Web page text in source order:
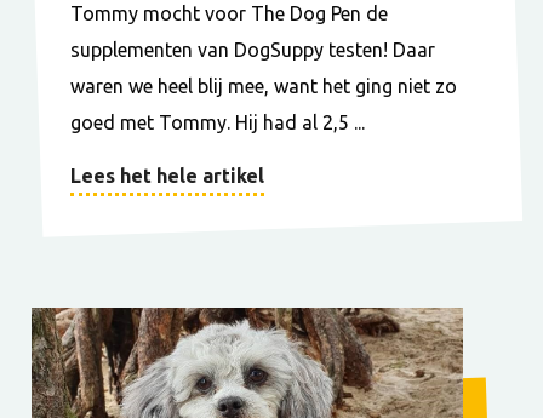
Tommy mocht voor The Dog Pen de
supplementen van DogSuppy testen! Daar
waren we heel blij mee, want het ging niet zo
goed met Tommy. Hij had al 2,5 ...
Lees het hele artikel